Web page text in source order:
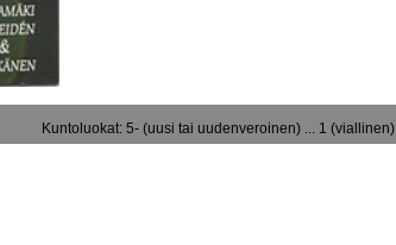
Kuntoluokat: 5- (uusi tai uudenveroinen) ... 1 (viallinen)